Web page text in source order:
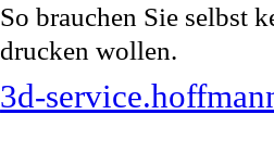
So brauchen Sie selbst
drucken wollen.
3d-